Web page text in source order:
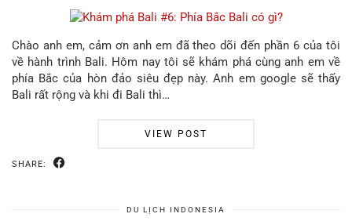
Chào anh em, cảm ơn anh em đã theo dõi đến phần 6 của tôi
về hành trình Bali. Hôm nay tôi sẽ khám phá cùng anh em về
phía Bắc của hòn đảo siêu đẹp này. Anh em google sẽ thấy
Bali rất rộng và khi đi Bali thì…
VIEW POST
SHARE:
DU LỊCH INDONESIA